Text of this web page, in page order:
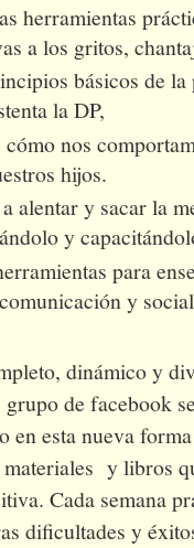
herramientas
a los gritos,
básicos de
la DP,
nos
hijos.
alentar y sacar la
y
para
y
dinámico y
grupo de facebook
en esta nueva
y libros
Cada semana
dificultades y